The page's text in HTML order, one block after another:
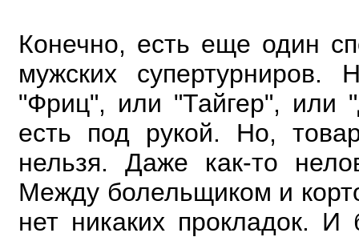
Конечно, есть еще один
мужских
"Фриц", или "Тайгер", или
есть под рукой. Но,
нельзя. Даже как-то
Между болельщиком и
нет никаких прокладок.